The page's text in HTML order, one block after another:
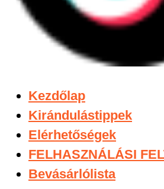
Kezdőlap
Kirándulástippek
Elérhetőségek
FELHASZNÁLÁSI
Bevásárlólista